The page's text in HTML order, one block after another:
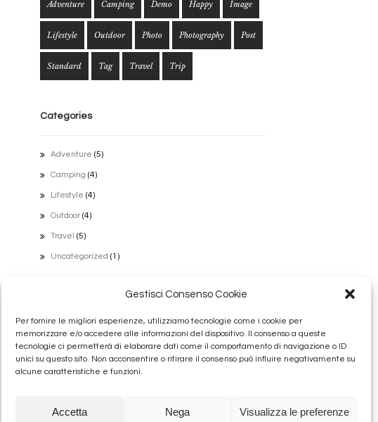
Gestisci Consenso Cookie
Per fornire le migliori esperienze, utilizziamo tecnologie come i cookie per
memorizzare e/o accedere alle informazioni del dispositivo. Il consenso a queste
tecnologie ci permetterà di elaborare dati come il comportamento di navigazione o ID
unici su questo sito. Non acconsentire o ritirare il consenso può influire negativamente su
alcune caratteristiche e funzioni.
Accetta Nega Visualizza le preferenze
Adventure Camping Demo Happy Image
Lifestyle Outdoor Photo Photography Post
Standard Tag Travel Trip
Categories
Adventure (5)
Camping (4)
Lifestyle (4)
Outdoor(4)
Travel (5)
Uncategorized (1)
Luglio 2022
Ottobre 2016
Febbraio 2016
Dicembre 2015